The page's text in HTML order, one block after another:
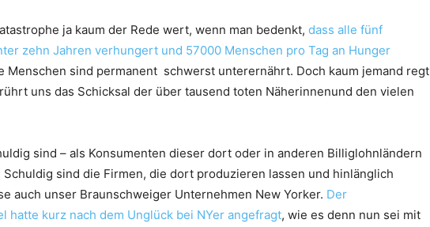
ja kaum der Rede wert, wenn man bedenkt, dass alle fünf
zehn Jahren verhungert und 57000 Menschen pro Tag an Hunger
Menschen sind permanent schwerst unterernährt. Doch kaum jemand regt
uns das Schicksal der über tausend toten Näherinnenund den vielen
sind – als Konsumenten dieser dort oder in anderen Billiglohnländern
sind die Firmen, die dort produzieren lassen und hinlänglich
auch unser Braunschweiger Unternehmen New Yorker. Der
hatte kurz nach dem Unglück bei NYer angefragt, wie es denn nun sei mit